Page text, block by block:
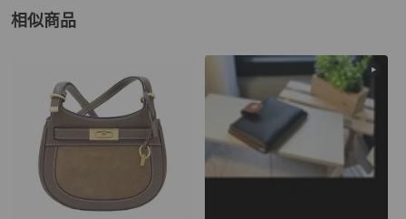
相似商品
推薦精品